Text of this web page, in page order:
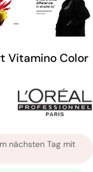
Vitamino Color
nächsten Tag mit